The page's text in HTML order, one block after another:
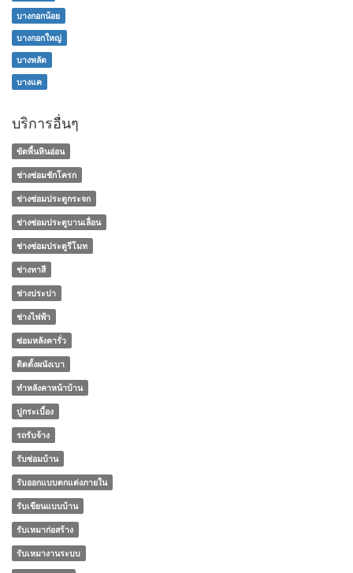
บางกอกน้อย
บางกอกใหญ่
บางพลัด
บางแค
บริการอื่นๆ
ขัดพื้นหินอ่อน
ช่างซ่อมชักโครก
ช่างซ่อมประตูกระจก
ช่างซ่อมประตูบานเลื่อน
ช่างซ่อมประตูรีโมท
ช่างทาสี
ช่างประปา
ช่างไฟฟ้า
ซ่อมหลังคารั่ว
ติดตั้งผนังเบา
ทําหลังคาหน้าบ้าน
ปูกระเบื้อง
รถรับจ้าง
รับซ่อมบ้าน
รับออกแบบตกแต่งภายใน
รับเขียนแบบบ้าน
รับเหมาก่อสร้าง
รับเหมางานระบบ